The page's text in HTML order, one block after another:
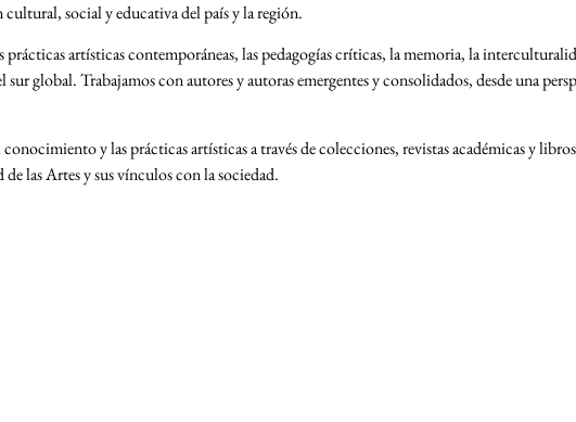
social y educativa del país y la región.
artísticas contemporáneas, las pedagogías críticas, la memoria, la
global. Trabajamos con autores y autoras emergentes y consolidados, desde una
y las prácticas artísticas a través de colecciones, revistas académicas y libros
las Artes y sus vínculos con la sociedad.